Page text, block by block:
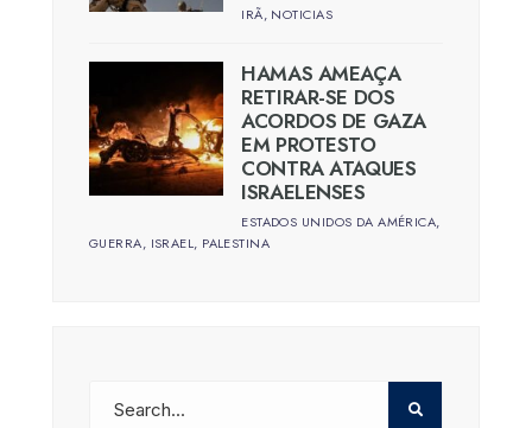
IRÃ, NOTICIAS
HAMAS AMEAÇA
RETIRAR-SE DOS
ACORDOS DE GAZA
EM PROTESTO
CONTRA ATAQUES
ISRAELENSES
ESTADOS UNIDOS DA AMÉRICA,
GUERRA, ISRAEL, PALESTINA